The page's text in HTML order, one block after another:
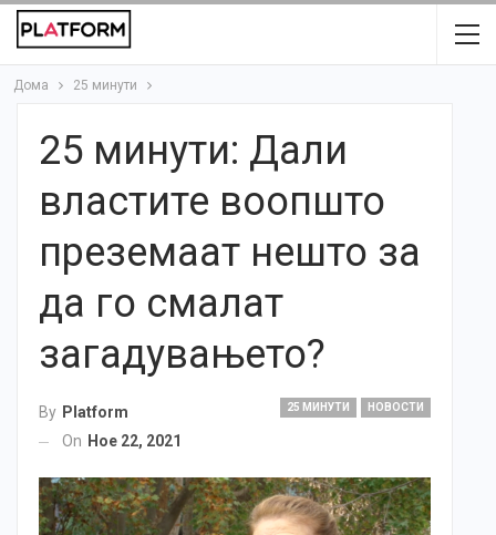
Дома 25 минути
25 минути: Дали
властите воопшто
преземаат нешто за
да го смалат
загадувањето?
25 МИНУТИ НОВОСТИ
By Platform
On Ное 22, 2021